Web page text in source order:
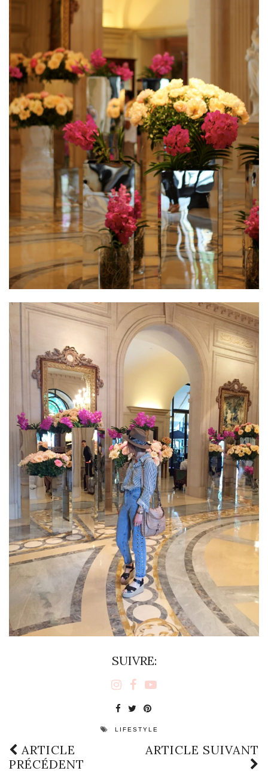
SUIVRE:
LIFESTYLE
ARTICLE
PRÉCÉDENT
ARTICLE SUIVANT